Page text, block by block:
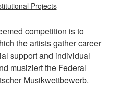
Projects
competition is to
the artists gather career
support and individual
musiziert the Federal
Musikwettbewerb.